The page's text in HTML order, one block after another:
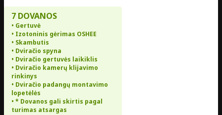
7 DOVANOS
• Gertuvė
• Izotoninis gėrimas OSHEE
• Skambutis
• Dviračio spyna
• Dviračio gertuvės laikiklis
• Dviračio kamerų klijavimo
rinkinys
• Dviračio padangų montavimo
lopetėlės
• * Dovanos gali skirtis pagal
turimas atsargas